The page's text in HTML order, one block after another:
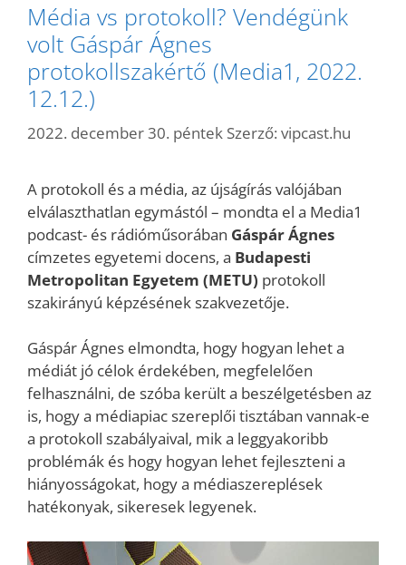
Média vs protokoll? Vendégünk
volt Gáspár Ágnes
protokollszakértő (Media1, 2022.
12.12.)
2022. december 30. péntek Szerző: vipcast.hu
A protokoll és a média, az újságírás valójában
elválaszthatlan egymástól – mondta el a Media1
podcast- és rádióműsorában Gáspár Ágnes
címzetes egyetemi docens, a Budapesti
Metropolitan Egyetem (METU) protokoll
szakirányú képzésének szakvezetője.
Gáspár Ágnes elmondta, hogy hogyan lehet a
médiát jó célok érdekében, megfelelően
felhasználni, de szóba került a beszélgetésben az
is, hogy a médiapiac szereplői tisztában vannak-e
a protokoll szabályaival, mik a leggyakoribb
problémák és hogy hogyan lehet fejleszteni a
hiányosságokat, hogy a médiaszereplések
hatékonyak, sikeresek legyenek.